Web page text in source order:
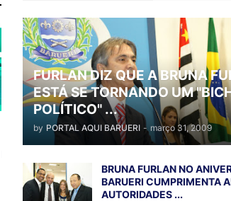
FURLAN DIZ QUE A BRUNA
ESTÁ SE TORNANDO UM
POLÍTICO" ...
by PORTAL AQUI BARUERI - março 31, 2009
BRUNA FURLAN NO
BARUERI CUMPRIMENTA
AUTORIDADES ...